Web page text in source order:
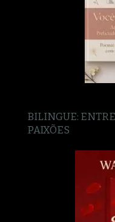
BILINGUE: ENTRE
PAIXÕES